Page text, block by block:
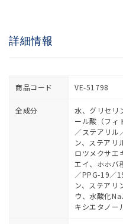
詳細情報
商品コード VE-51798
全成分
水、グリセリ
ール酸（フィ
／ステアリル
ン、ステアリ
ロツメクサエ
エイ、ホホバ
／PPG-19／
ン、ステアリ
ウ、水酸化
キシエタノー